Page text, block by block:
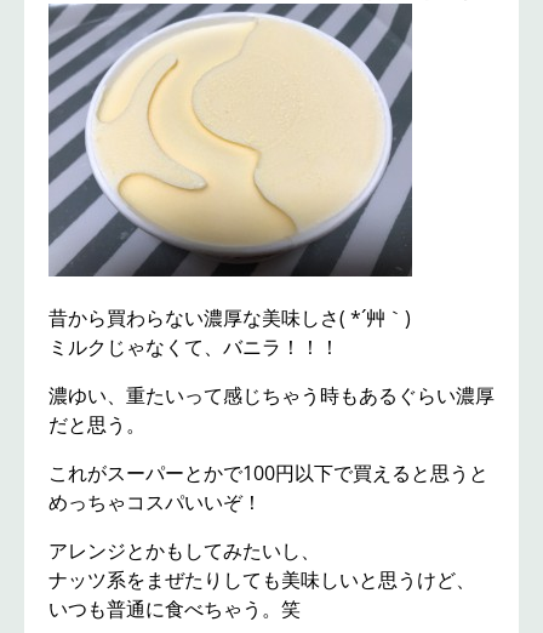
昔から買わらない濃厚な美味しさ( *´艸｀)
ミルクじゃなくて、バニラ！！！
濃ゆい、重たいって感じちゃう時もあるぐらい濃厚
だと思う。
これがスーパーとかで100円以下で買えると思うと
めっちゃコスパいいぞ！
アレンジとかもしてみたいし、
ナッツ系をまぜたりしても美味しいと思うけど、
いつも普通に食べちゃう。笑